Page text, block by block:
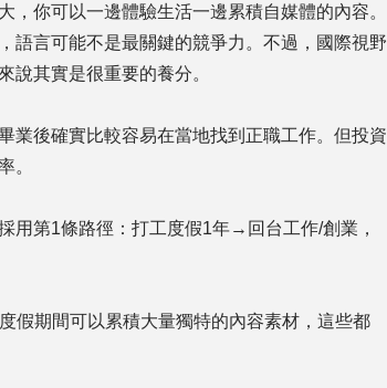
，你可以一邊體驗生活一邊累積自媒體的內容。
語言可能不是最關鍵的競爭力。不過，國際視野
說其實是很重要的養分。
業後確實比較容易在當地找到正職工作。但投資
。
用第1條路徑：打工度假1年→回台工作/創業，
假期間可以累積大量獨特的內容素材，這些都